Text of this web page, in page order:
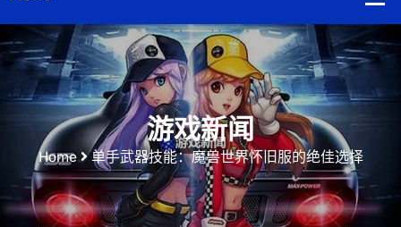
游戏新闻
Home 单手武器技能：魔兽世界怀旧服的绝佳选择